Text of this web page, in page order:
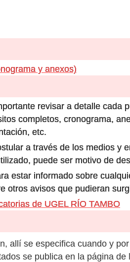
y anexos)
revisar a detalle cada
completos, cronograma,
etc.
a través de los medios y
puede ser motivo de
estar informado sobre
otros avisos que pudieran
de UGEL RÍO TAMBO
allí se especifica cuando y
se publica en la página de